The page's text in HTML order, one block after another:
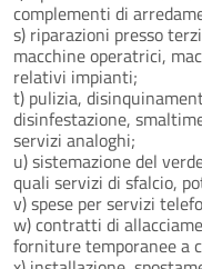
complementi di
s) riparazioni presso
macchine operatrici,
relativi impianti;
t) pulizia,
disinfestazione,
servizi analoghi;
u) sistemazione del
quali servizi di sfalcio,
v) spese per servizi
w) contratti di
forniture temporanee a